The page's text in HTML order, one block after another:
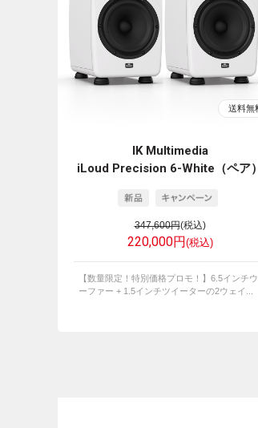
IK Multimedia
iLoud Precision 6-White（ペア）
347,600円(税込)
220,000円(税込)
【数量限定！特別価格プロモ！】6.5インチウ
ーファー + 1.5インチツイーターの2ウェイ...